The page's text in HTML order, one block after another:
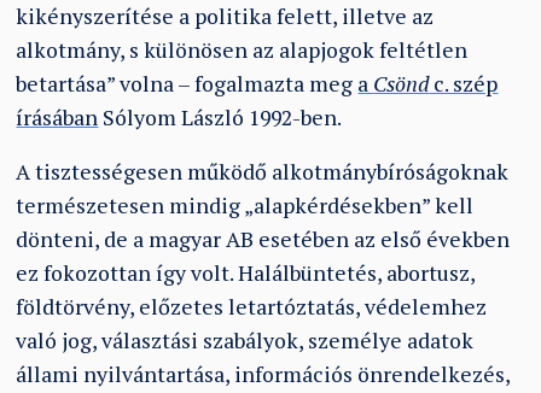
kikényszerítése a politika felett, illetve az
alkotmány, s különösen az alapjogok feltétlen
betartása” volna – fogalmazta meg a Csöndc. szép
írásában Sólyom László 1992-ben.
A tisztességesen működő alkotmánybíróságoknak
természetesen mindig „alapkérdésekben” kell
dönteni, de a magyar AB esetében az első években
ez fokozottan így volt. Halálbüntetés, abortusz,
földtörvény, előzetes letartóztatás, védelemhez
való jog, választási szabályok, személye adatok
állami nyilvántartása, információs önrendelkezés,